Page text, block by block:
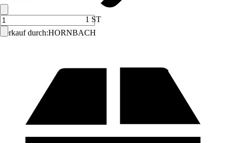
Verkauf durch:HORNBACH
1 ST